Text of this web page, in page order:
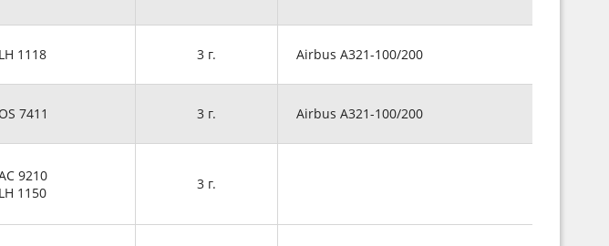
LH 1118 3 г. Airbus A321-100/200
OS 7411 3 г. Airbus A321-100/200
9210
LH 1150
3 г.